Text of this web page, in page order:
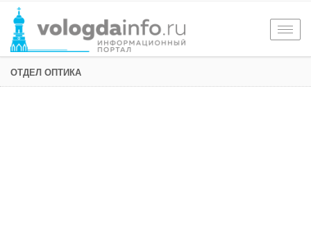
ОТДЕЛ ОПТИКА